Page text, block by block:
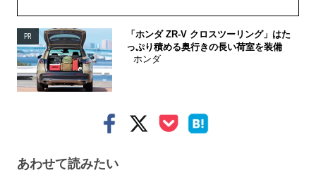
PR
「ホンダ ZR-V クロスツーリング」はた
っぷり積める奥行きの長い荷室を装備
ホンダ
あわせて読みたい